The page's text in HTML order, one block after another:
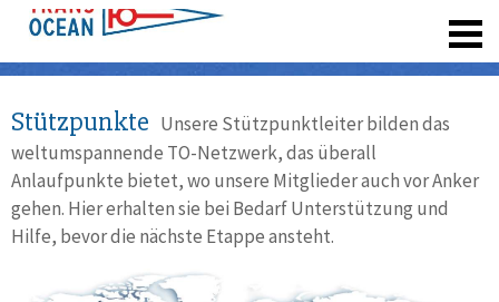
Stützpunkte Unsere Stützpunktleiter bilden das
weltumspannende TO-Netzwerk, das überall
Anlaufpunkte bietet, wo unsere Mitglieder auch vor Anker
gehen. Hier erhalten sie bei Bedarf Unterstützung und
Hilfe, bevor die nächste Etappe ansteht.